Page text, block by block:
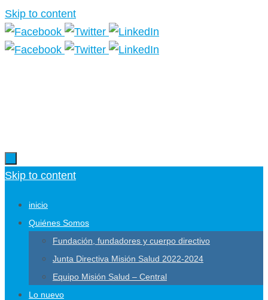
Skip to content
Skip to content
inicio
Quiénes Somos
Fundación, fundadores y cuerpo directivo
Junta Directiva Misión Salud 2022-2024
Equipo Misión Salud – Central
Lo nuevo
Más información.